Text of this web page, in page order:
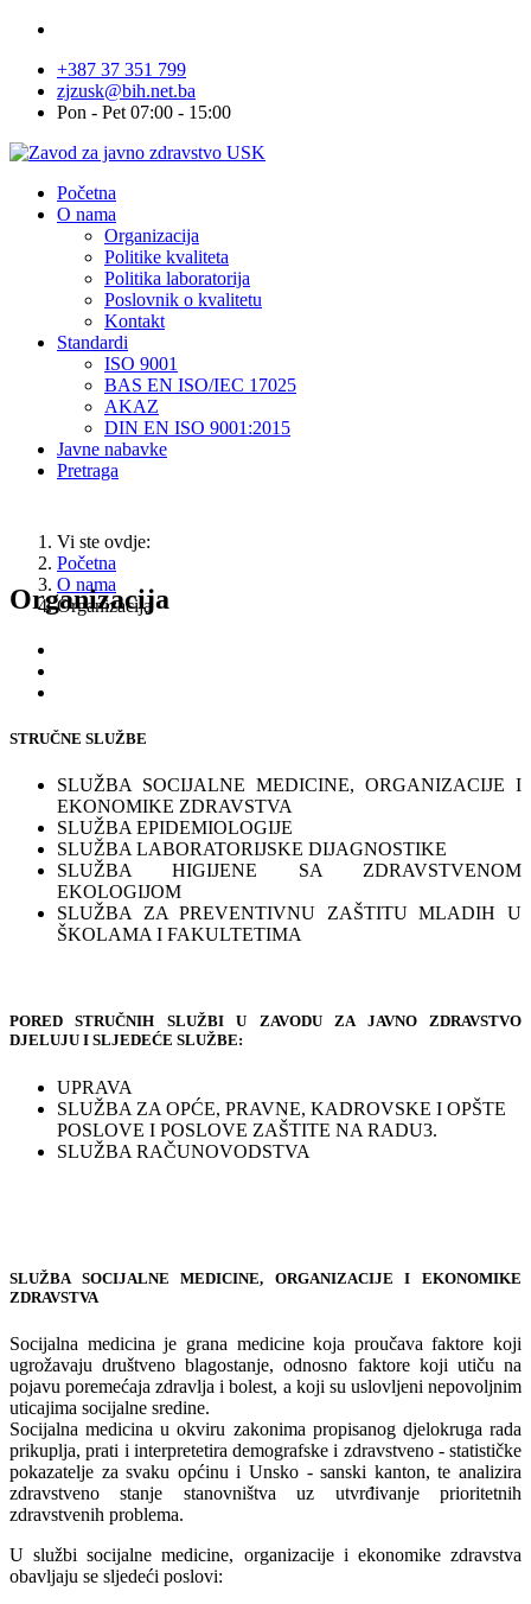
+387 37 351 799
zjzusk@bih.net.ba
Pon - Pet 07:00 - 15:00
Početna
O nama
Organizacija
Politike kvaliteta
Politika laboratorija
Poslovnik o kvalitetu
Kontakt
Standardi
ISO 9001
BAS EN ISO/IEC 17025
AKAZ
DIN EN ISO 9001:2015
Javne nabavke
Pretraga
Vi ste ovdje:
Početna
O nama
Organizacija
Organizacija
STRUČNE SLUŽBE
SLUŽBA SOCIJALNE MEDICINE, ORGANIZACIJE I
EKONOMIKE ZDRAVSTVA
SLUŽBA EPIDEMIOLOGIJE
SLUŽBA LABORATORIJSKE DIJAGNOSTIKE
SLUŽBA HIGIJENE SA ZDRAVSTVENOM
EKOLOGIJOM
SLUŽBA ZA PREVENTIVNU ZAŠTITU MLADIH U
ŠKOLAMA I FAKULTETIMA
PORED STRUČNIH SLUŽBI U ZAVODU ZA JAVNO ZDRAVSTVO
DJELUJU I SLJEDEĆE SLUŽBE:
UPRAVA
SLUŽBA ZA OPĆE, PRAVNE, KADROVSKE I OPŠTE
POSLOVE I POSLOVE ZAŠTITE NA RADU3.
SLUŽBA RAČUNOVODSTVA
SLUŽBA SOCIJALNE MEDICINE, ORGANIZACIJE I EKONOMIKE
ZDRAVSTVA
Socijalna medicina je grana medicine koja proučava faktore koji
ugrožavaju društveno blagostanje, odnosno faktore koji utiču na
pojavu poremećaja zdravlja i bolest, a koji su uslovljeni nepovoljnim
uticajima socijalne sredine.
Socijalna medicina u okviru zakonima propisanog djelokruga rada
prikuplja, prati i interpretetira demografske i zdravstveno - statističke
pokazatelje za svaku općinu i Unsko - sanski kanton, te analizira
zdravstveno stanje stanovništva uz utvrđivanje prioritetnih
zdravstvenih problema.
U službi socijalne medicine, organizacije i ekonomike zdravstva
obavljaju se sljedeći poslovi: